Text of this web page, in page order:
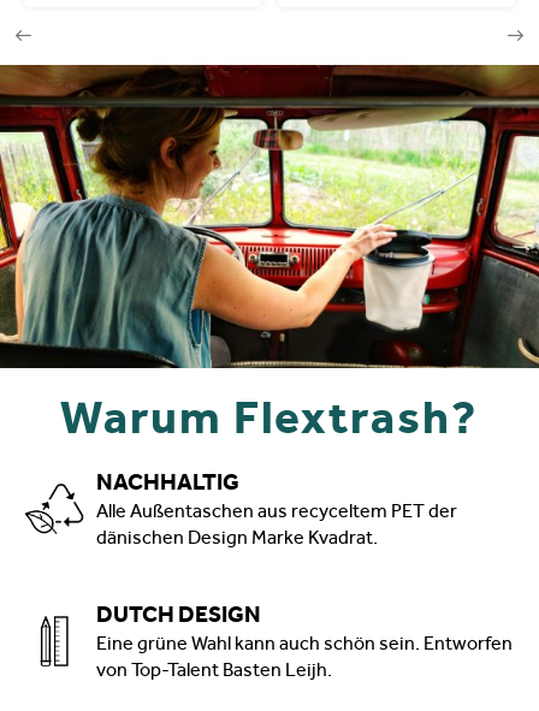
Warum Flextrash?
NACHHALTIG
Alle Außentaschen aus recyceltem PET der
dänischen Design Marke Kvadrat.
DUTCH DESIGN
Eine grüne Wahl kann auch schön sein. Entworfen
von Top-Talent Basten Leijh.